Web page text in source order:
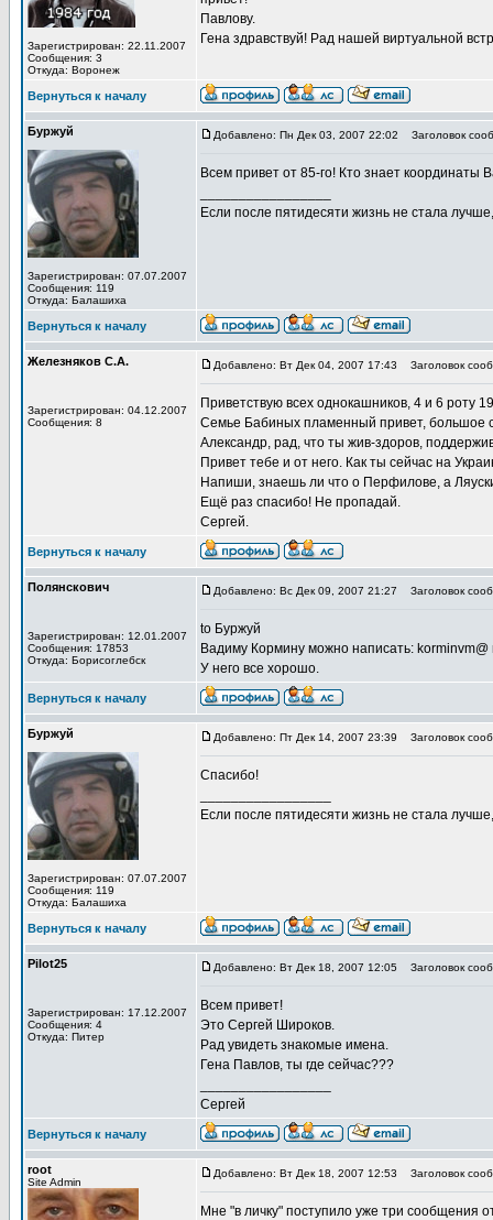
Зарегистрирован: 22.11.2007
Сообщения: 3
Откуда: Воронеж
Павлову.
Гена здравствуй! Рад нашей виртуальной
Вернуться к началу
Буржуй
Зарегистрирован: 07.07.2007
Сообщения: 119
Откуда: Балашиха
Добавлено: Пн Дек 03, 2007 22:02 Заголовок
Всем привет от 85-го! Кто знает
Если после пятидесяти жизнь не стала
Вернуться к началу
Железняков С.А.
Зарегистрирован: 04.12.2007
Сообщения: 8
Добавлено: Вт Дек 04, 2007 17:43 Заголовок
Приветствую всех однокашников, 4 и 6 роту
Семье Бабиных пламенный привет, большое
Александр, рад, что ты жив-здоров,
Привет тебе и от него. Как ты сейчас на
Напиши, знаешь ли что о Перфилове, а
Ещё раз спасибо! Не пропадай.
Сергей.
Вернуться к началу
Полянскович
Зарегистрирован: 12.01.2007
Сообщения: 17853
Откуда: Борисоглебск
Добавлено: Вс Дек 09, 2007 21:27 Заголовок
to Буржуй
Вадиму Кормину можно написать: korminvm@
У него все хорошо.
Вернуться к началу
Буржуй
Зарегистрирован: 07.07.2007
Сообщения: 119
Откуда: Балашиха
Добавлено: Пт Дек 14, 2007 23:39 Заголовок
Спасибо!
Если после пятидесяти жизнь не стала
Вернуться к началу
Pilot25
Зарегистрирован: 17.12.2007
Сообщения: 4
Откуда: Питер
Добавлено: Вт Дек 18, 2007 12:05 Заголовок
Всем привет!
Это Сергей Широков.
Рад увидеть знакомые имена.
Гена Павлов, ты где сейчас???
Сергей
Вернуться к началу
root
Site Admin
Добавлено: Вт Дек 18, 2007 12:53 Заголовок
Мне "в личку" поступило уже три сообщения